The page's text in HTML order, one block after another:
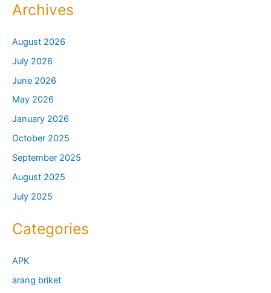
Archives
August 2026
July 2026
June 2026
May 2026
January 2026
October 2025
September 2025
August 2025
July 2025
Categories
APK
arang briket